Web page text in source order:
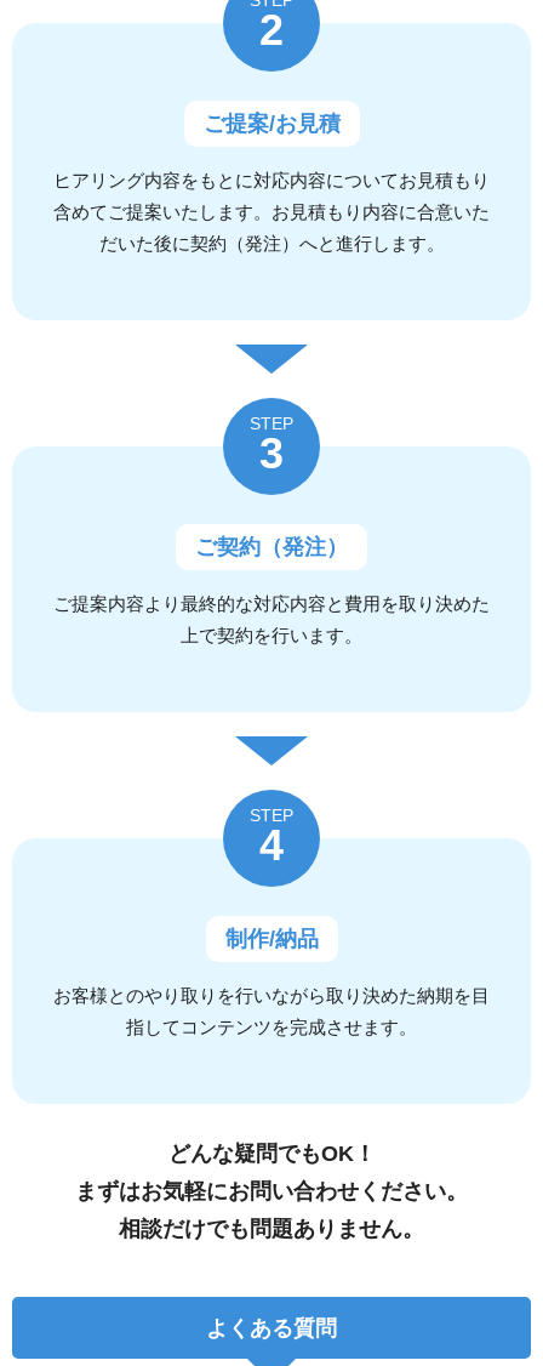
2
ご提案/お見積
ヒアリング内容をもとに対応内容についてお見積もり
含めてご提案いたします。お見積もり内容に合意いた
だいた後に契約（発注）へと進行します。
STEP
3
ご契約（発注）
ご提案内容より最終的な対応内容と費用を取り決めた
上で契約を行います。
STEP
4
制作/納品
お客様とのやり取りを行いながら取り決めた納期を目
指してコンテンツを完成させます。
どんな疑問でもOK！
まずはお気軽にお問い合わせください。
相談だけでも問題ありません。
よくある質問